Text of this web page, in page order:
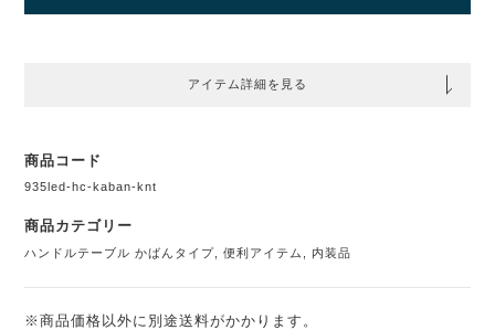
アイテム詳細を見る
商品コード
935led-hc-kaban-knt
商品カテゴリー
ハンドルテーブル かばんタイプ ,便利アイテム 内装品
※商品価格以外に別途送料がかかります。